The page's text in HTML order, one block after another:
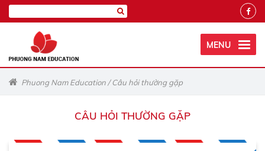
MENU
Phuong Nam Education/Câu hỏi thường gặp
CÂU HỎI THƯỜNG GẶP